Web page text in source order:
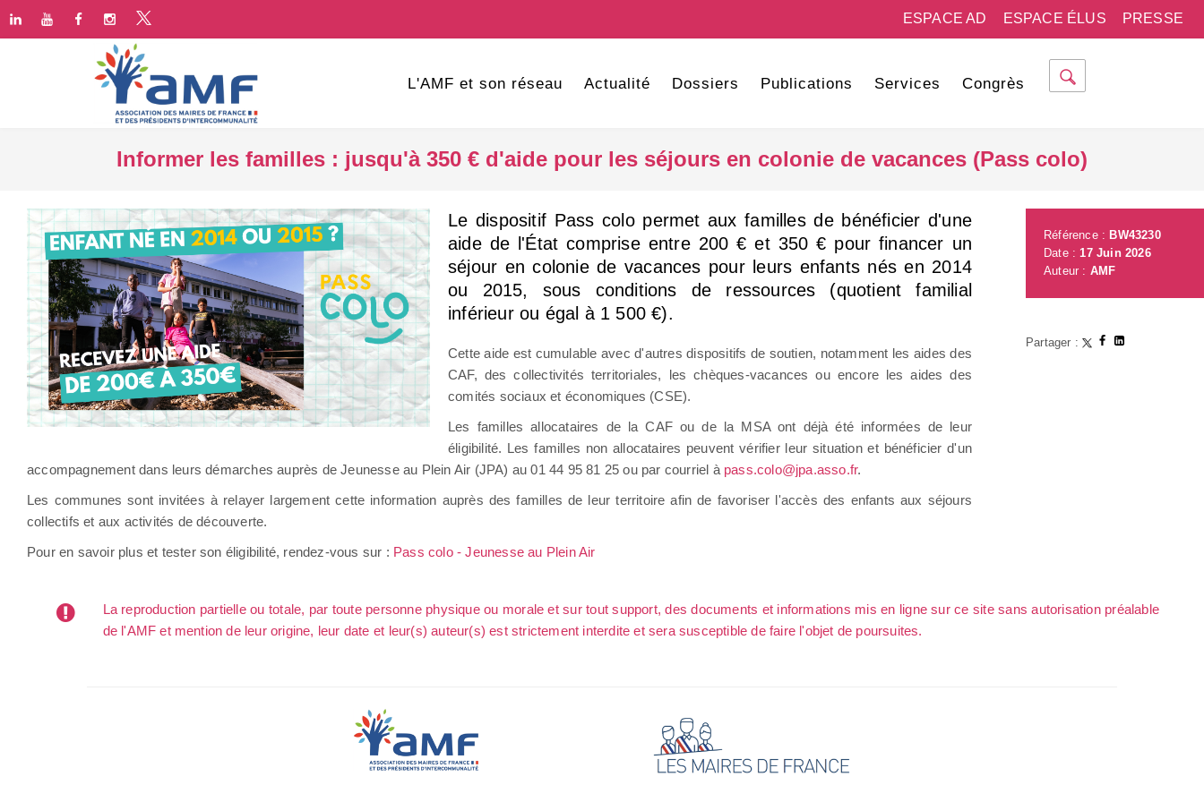
PRESSE
ESPACE ÉLUS
ESPACE AD
L'AMF et son réseau Actualité Dossiers Publications Services Congrès
Informer les familles : jusqu'à 350 € d'aide pour les séjours en colonie de vacances (Pass colo)
Le dispositif Pass colo permet aux familles de bénéficier d'une
aide de l'État comprise entre 200 € et 350 € pour financer un
séjour en colonie de vacances pour leurs enfants nés en 2014
ou 2015, sous conditions de ressources (quotient familial
inférieur ou égal à 1 500 €).
Cette aide est cumulable avec d'autres dispositifs de soutien, notamment les aides des
CAF, des collectivités territoriales, les chèques-vacances ou encore les aides des
comités sociaux et économiques (CSE).
Les familles allocataires de la CAF ou de la MSA ont déjà été informées de leur
éligibilité. Les familles non allocataires peuvent vérifier leur situation et bénéficier d'un
accompagnement dans leurs démarches auprès de Jeunesse au Plein Air (JPA) au 01 44 95 81 25 ou par courriel à pass.colo@jpa.asso.fr.
Les communes sont invitées à relayer largement cette information auprès des familles de leur territoire afin de favoriser l'accès des enfants aux séjours
collectifs et aux activités de découverte.
Pour en savoir plus et tester son éligibilité, rendez-vous sur : Pass colo - Jeunesse au Plein Air
Référence : BW43230
Date :17 Juin 2026
Auteur : AMF
Partager :
La reproduction partielle ou totale, par toute personne physique ou morale et sur tout support, des documents et informations mis en ligne sur ce site sans autorisation préalable
de l'AMF et mention de leur origine, leur date et leur(s) auteur(s) est strictement interdite et sera susceptible de faire l'objet de poursuites.